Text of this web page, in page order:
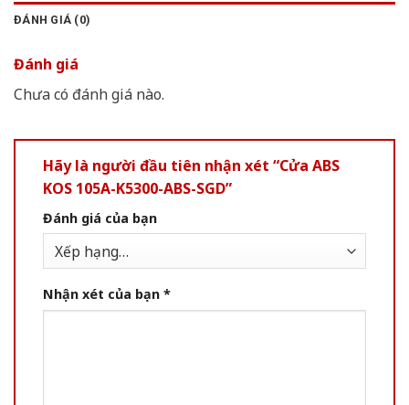
ĐÁNH GIÁ (0)
Đánh giá
Chưa có đánh giá nào.
Hãy là người đầu tiên nhận xét “Cửa ABS
KOS 105A-K5300-ABS-SGD”
Đánh giá của bạn
Nhận xét của bạn *